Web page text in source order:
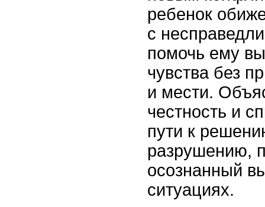
ребенок
с
помочь ему
чувства без
и мести.
честность и
пути к
разрушению,
осознанный
ситуациях.